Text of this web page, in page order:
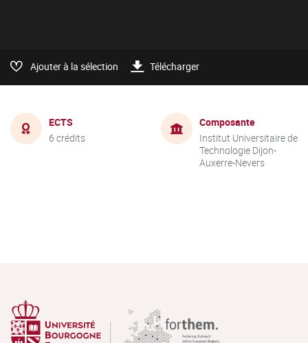
Ajouter à la sélection Télécharger
ECTS
6 crédits
Composante
Institut Universitaire de
Technologie Dijon-
Auxerre-Nevers